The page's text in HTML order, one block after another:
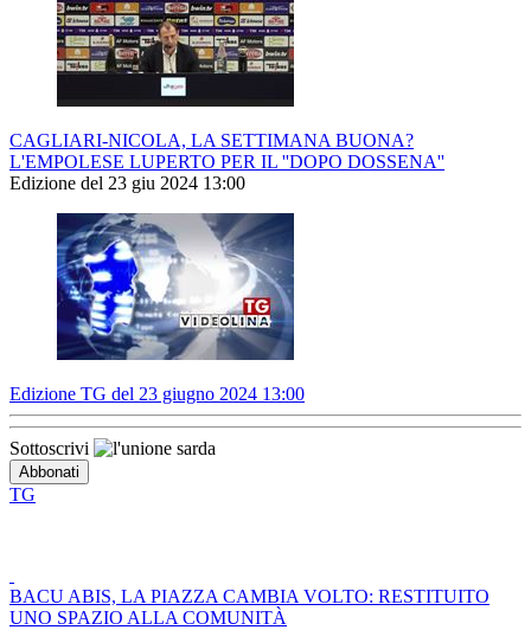
CAGLIARI-NICOLA, LA SETTIMANA BUONA?
L'EMPOLESE LUPERTO PER IL ''DOPO DOSSENA''
Edizione del 23 giu 2024 13:00
Edizione TG del 23 giugno 2024 13:00
Sottoscrivi
TG
BACU ABIS, LA PIAZZA CAMBIA VOLTO: RESTITUITO
UNO SPAZIO ALLA COMUNITÀ